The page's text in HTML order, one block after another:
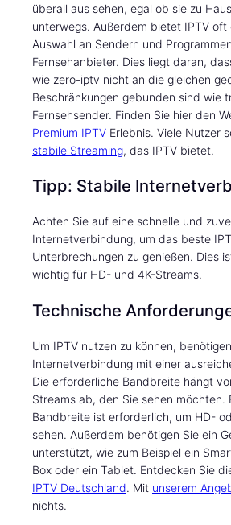
überall aus sehen, egal ob sie zu
unterwegs. Außerdem bietet IPTV oft
Auswahl an Sendern und
Fernsehanbieter. Dies liegt daran,
wie zero-iptv nicht an die gleichen
Beschränkungen gebunden sind wie
Fernsehsender. Finden Sie hier den
Premium IPTV Erlebnis. Viele Nutzer
stabile Streaming, das IPTV bietet.
Tipp: Stabile
Achten Sie auf eine schnelle und
Internetverbindung, um das beste
Unterbrechungen zu genießen. Dies
wichtig für HD- und 4K-Streams.
Technische
Um IPTV nutzen zu können,
Internetverbindung mit einer
Die erforderliche Bandbreite hängt
Streams ab, den Sie sehen möchten.
Bandbreite ist erforderlich, um HD-
sehen. Außerdem benötigen Sie ein
unterstützt, wie zum Beispiel ein
Box oder ein Tablet. Entdecken Sie
IPTV Deutschland. Mit unserem
nichts.